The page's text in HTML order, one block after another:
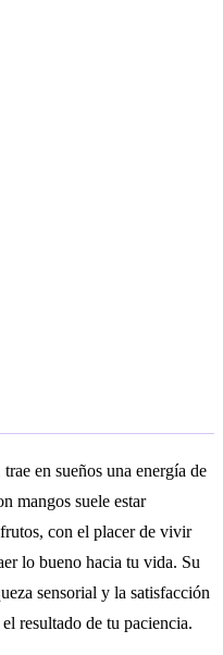
en sueños una energía de
mangos suele estar
con el placer de vivir
lo bueno hacia tu vida. Su
sensorial y la satisfacción
resultado de tu paciencia.